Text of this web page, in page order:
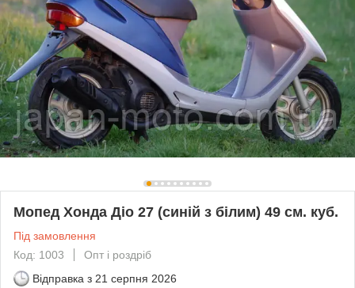
Мопед Хонда Діо 27 (синій з білим) 49 см. куб.
Під замовлення
Код: 1003
Опт і роздріб
Відправка з 21 серпня 2026